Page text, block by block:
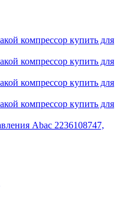
компрессор купить для
компрессор купить для
компрессор купить для
компрессор купить для
Abac 2236108747,